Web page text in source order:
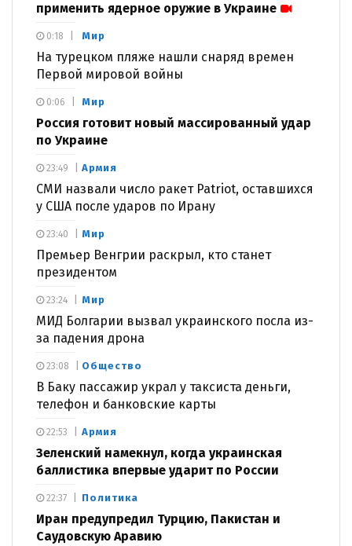
применить ядерное оружие в Украине
Мир
На турецком пляже нашли снаряд времен
Первой мировой войны
0:18
Мир
Россия готовит новый массированный удар
по Украине
0:06
Армия
СМИ назвали число ракет Patriot, оставшихся
у США после ударов по Ирану
23:49
Мир
Премьер Венгрии раскрыл, кто станет
президентом
23:40
Мир
МИД Болгарии вызвал украинского посла из-
за падения дрона
23:24
Общество
В Баку пассажир украл у таксиста деньги,
телефон и банковские карты
23:08
Армия
Зеленский намекнул, когда украинская
баллистика впервые ударит по России
22:53
Политика
Иран предупредил Турцию, Пакистан и
Саудовскую Аравию
22:37